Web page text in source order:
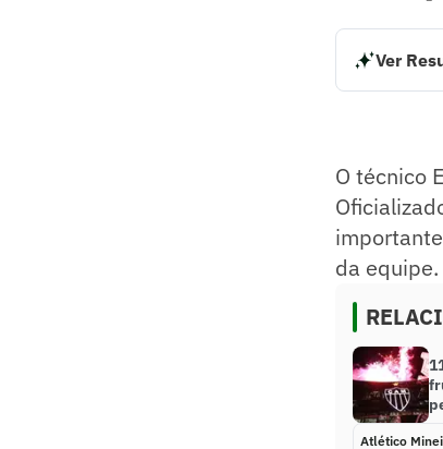
Ver
O técnico
da equipe.
Atlético